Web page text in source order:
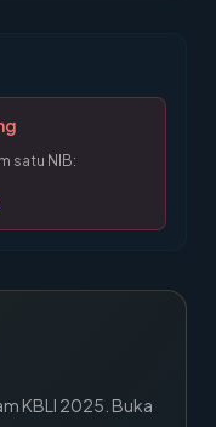
satu NIB:
KBLI 2025. Buka